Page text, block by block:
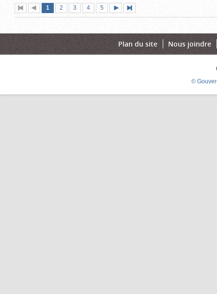
Première
page
Page
précédente
Page
1 (page
actuelle)
Page
2 Page
3 Page
4 Page
5
suivante
page
Plan du site Nous joindre
©